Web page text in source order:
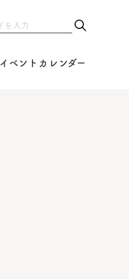
イベントカレンダー